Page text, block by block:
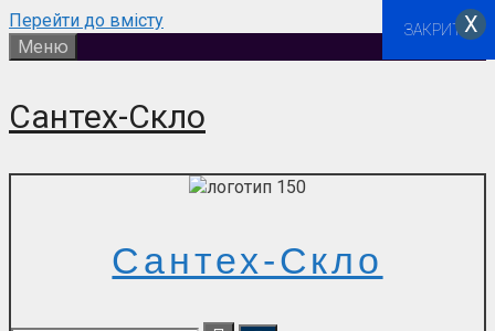
Перейти до вмісту
Меню
Сантех-Скло
Сантех-Скло
ЗАКРИТИХ